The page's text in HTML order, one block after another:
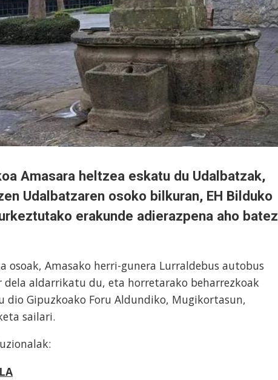
Amasara heltzea eskatu du Udalbatzak,
Udalbatzaren osoko bilkuran, EH Bilduko
erakunde adierazpena aho batez
osoak, Amasako herri-gunera Lurraldebus autobus
aldarrikatu du, eta horretarako beharrezkoak
dio Gipuzkoako Foru Aldundiko, Mugikortasun,
sailari.